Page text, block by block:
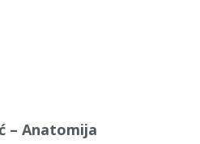
– Anatomija